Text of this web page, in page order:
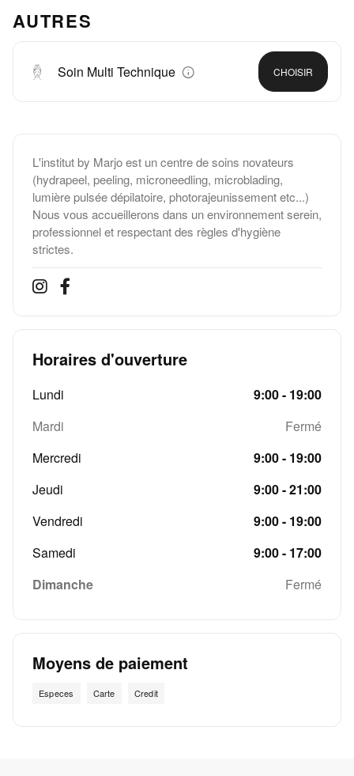
AUTRES
Soin Multi Technique CHOISIR
L'institut by Marjo est un centre de soins novateurs
(hydrapeel, peeling, microneedling, microblading,
lumière pulsée dépilatoire, photorajeunissement etc...)
Nous vous accueillerons dans un environnement serein,
professionnel et respectant des règles d'hygiène
strictes.
Horaires d'ouverture
Lundi
9:00 - 19:00
Mardi
Fermé
Mercredi
9:00 - 19:00
Jeudi
9:00 - 21:00
Vendredi
9:00 - 19:00
Samedi
9:00 - 17:00
Dimanche
Fermé
Moyens de paiement
Especes Carte Credit